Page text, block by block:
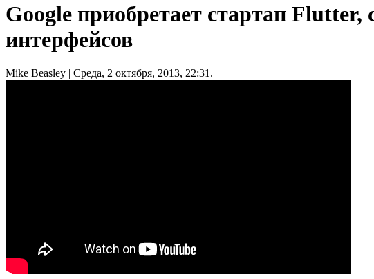
Google приобретает стартап
интерфейсов
Mike Beasley | Среда, 2 октября, 2013, 22:31.